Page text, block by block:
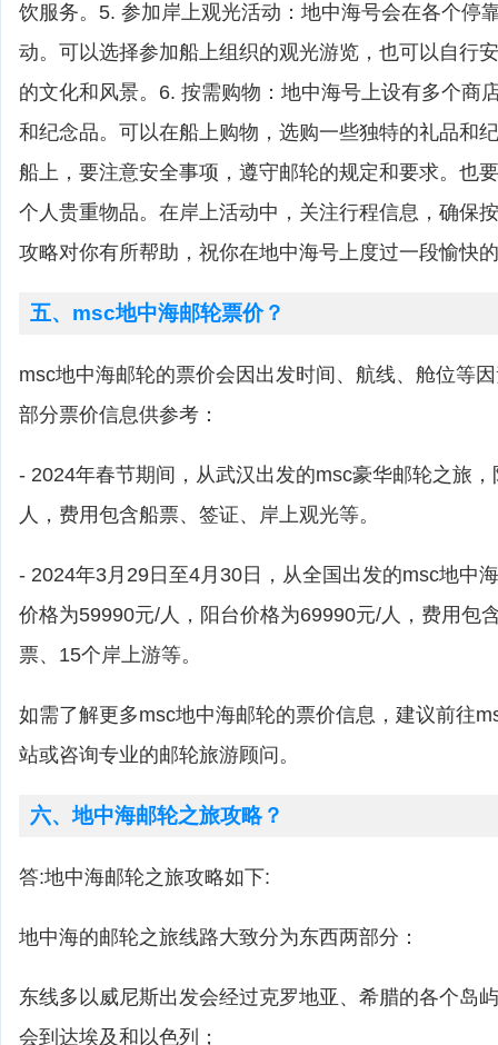
饮服务。5. 参加岸上观光活动：地中海号会在各个停
动。可以选择参加船上组织的观光游览，也可以自行
的文化和风景。6. 按需购物：地中海号上设有多个商
和纪念品。可以在船上购物，选购一些独特的礼品和
船上，要注意安全事项，遵守邮轮的规定和要求。也
个人贵重物品。在岸上活动中，关注行程信息，确保
攻略对你有所帮助，祝你在地中海号上度过一段愉快
五、msc地中海邮轮票价？
msc地中海邮轮的票价会因出发时间、航线、舱位等
部分票价信息供参考：
- 2024年春节期间，从武汉出发的msc豪华邮轮之旅
人，费用包含船票、签证、岸上观光等。
- 2024年3月29日至4月30日，从全国出发的msc地中
价格为59990元/人，阳台价格为69990元/人，费用包
票、15个岸上游等。
如需了解更多msc地中海邮轮的票价信息，建议前往
站或咨询专业的邮轮旅游顾问。
六、地中海邮轮之旅攻略？
答:地中海邮轮之旅攻略如下:
地中海的邮轮之旅线路大致分为东西两部分：
东线多以威尼斯出发会经过克罗地亚、希腊的各个岛
会到达埃及和以色列；